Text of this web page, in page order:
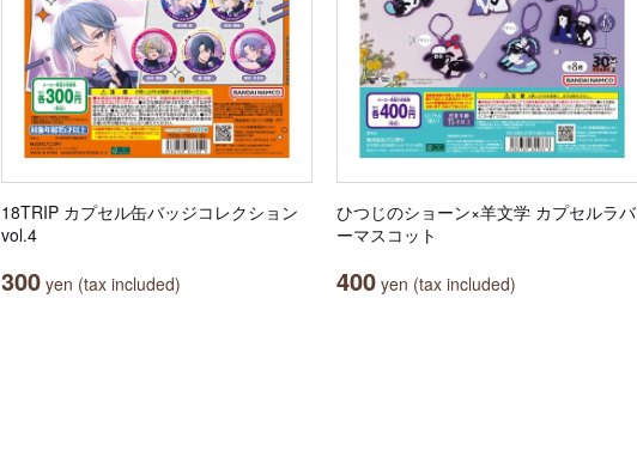
18TRIP カプセル缶バッジコレクション
vol.4
300 yen (tax included)
ひつじのショーン×羊文学 カプセルラバ
ーマスコット
400 yen (tax included)